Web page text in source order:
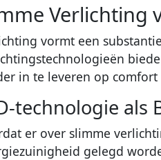
Verlichting
vormt een
in te leveren op
technologie als
er over slimme
gelegd